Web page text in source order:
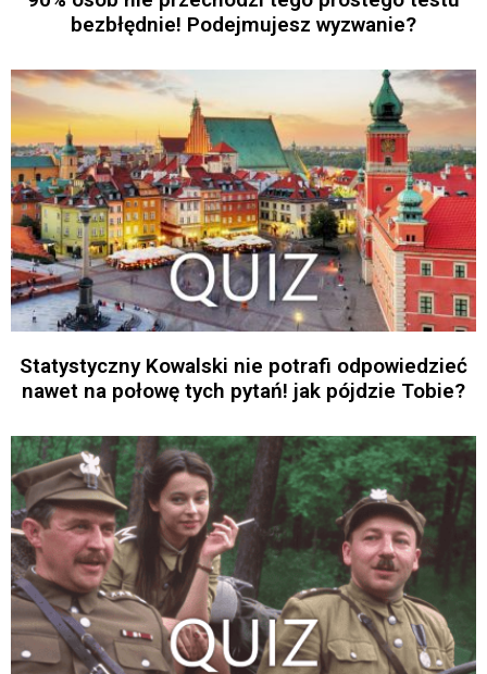
bezbłędnie! Podejmujesz wyzwanie?
Statystyczny Kowalski nie potrafi odpowiedzieć
nawet na połowę tych pytań! jak pójdzie Tobie?